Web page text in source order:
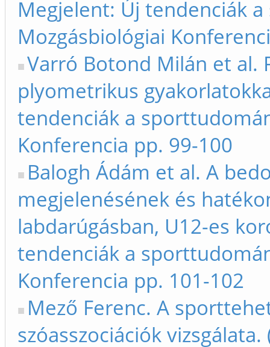
Megjelent: Új tendenciák
Mozgásbiológiai
Varró Botond Milán et al.
plyometrikus
tendenciák a
Konferencia pp. 99-100
Balogh Ádám et al. A
megjelenésének és
labdarúgásban, U12-es
tendenciák a
Konferencia pp. 101-102
Mező Ferenc. A
szóasszociációk